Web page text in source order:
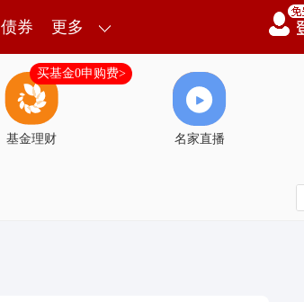
债券 更多
基金理财
买基金0申购费>
名家直播